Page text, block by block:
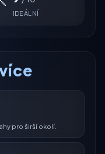
IDEÁLNÍ
pro širší okolí.